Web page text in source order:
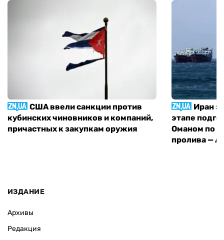
США ввели санкции против
кубинских чиновников и компаний,
причастных к закупкам оружия
Иран
этапе
Оманом по
пролива —
ИЗДАНИЕ
Архивы
Редакция